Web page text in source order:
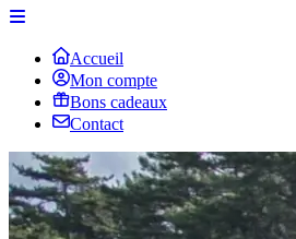
Accueil
Mon compte
Bons cadeaux
Contact